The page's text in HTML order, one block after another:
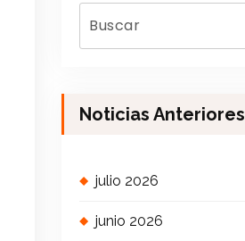
Noticias Anteriores
julio 2026
junio 2026